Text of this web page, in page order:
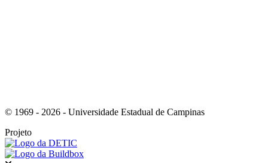
© 1969 - 2026 - Universidade Estadual de Campinas
Projeto